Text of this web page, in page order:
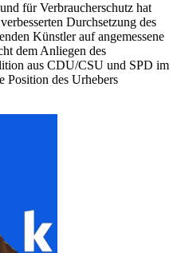
für Verbraucherschutz hat
Durchsetzung des
Künstler auf angemessene
dem Anliegen des
aus CDU/CSU und SPD im
Position des Urhebers